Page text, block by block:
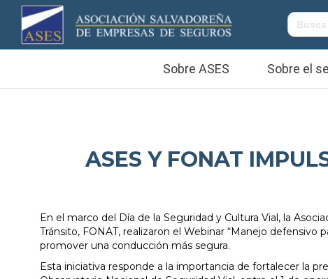
Sobre ASES Sobre el
ASES Y FONAT
En el marco del Día de la Seguridad y Cultura Vial, la
Tránsito, FONAT, realizaron el Webinar “Manejo
promover una conducción más segura.
Esta iniciativa responde a la importancia de fortalecer la